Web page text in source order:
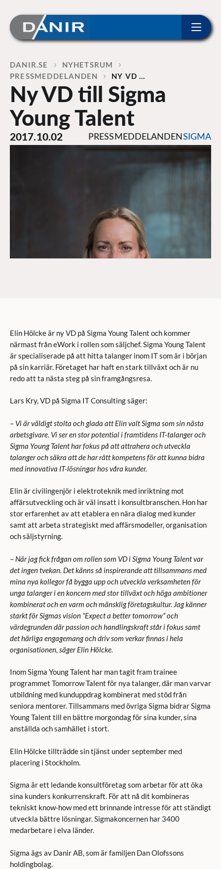
Home
DANIR
NYHETSRUM
PRESSMEDDELANDEN
NY VD …
Ny VD till Sigma
Young Talent
2017.10.02 PRESSMEDDELANDEN SIGMA
Elin Hölcke är ny VD på Sigma Young Talent och kommer
närmast från eWork i rollen som säljchef. Sigma Young Talent
är specialiserade på att hitta talanger inom IT som är i början
på sin karriär. Företaget har haft en stark tillväxt och är nu
redo att ta nästa steg på sin framgångsresa.
Lars Kry, VD på Sigma IT Consulting säger:
– Vi är väldigt stolta och glada att Elin valt Sigma som sin nästa
arbetsgivare. Vi ser en stor potential i framtidens IT-talanger och
Sigma Young Talent har fokus på att attrahera och utveckla
talanger och säkra att de har rätt kompetens för att kunna bidra
med innovativa IT-lösningar hos våra kunder.
Elin är civilingenjör i elektroteknik med inriktning mot
affärsutveckling och är väl insatt i konsultbranschen. Hon har
stor erfarenhet av att etablera en nära dialog med kunder
samt att arbeta strategiskt med affärsmodeller, organisation
och säljstyrning.
– När jag fick frågan om rollen som VD i Sigma Young Talent var
det ingen tvekan. Det känns så inspirerande att tillsammans med
mina nya kollegor få bygga upp och utveckla verksamheten för
unga talanger i en koncern med stor tillväxt och höga ambitioner
kombinerat och en varm och mänsklig företagskultur. Jag känner
starkt för Sigmas vision ”Expect a better tomorrow” och
värdegrunden där passion och handlingskraft står i fokus samt
det härliga engagemang och driv som verkar finnas i hela
organisationen, säger Elin Hölcke.
Inom Sigma Young Talent har man tagit fram trainee
programmet Tomorrow Talent för nya talanger, där man varvar
utbildning med kunduppdrag kombinerat med stöd från
seniora mentorer. Tillsammans med övriga Sigma bidrar Sigma
Young Talent till en bättre morgondag för sina kunder, sina
anställda och samhället i stort.
Elin Hölcke tillträdde sin tjänst under september med
placering i Stockholm.
Sigma är ett ledande konsultföretag som arbetar för att öka
sina kunders konkurrenskraft. För att nå dit kombineras
tekniskt know-how med ett brinnande intresse för att ständigt
utveckla bättre lösningar. Sigmakoncernen har 3400
medarbetare i elva länder.
Sigma ägs av Danir AB, som är familjen Dan Olofssons
holdingbolag.